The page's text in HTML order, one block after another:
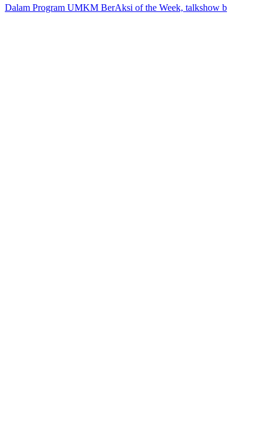
Dalam Program UMKM BerAksi of the Week, talkshow b